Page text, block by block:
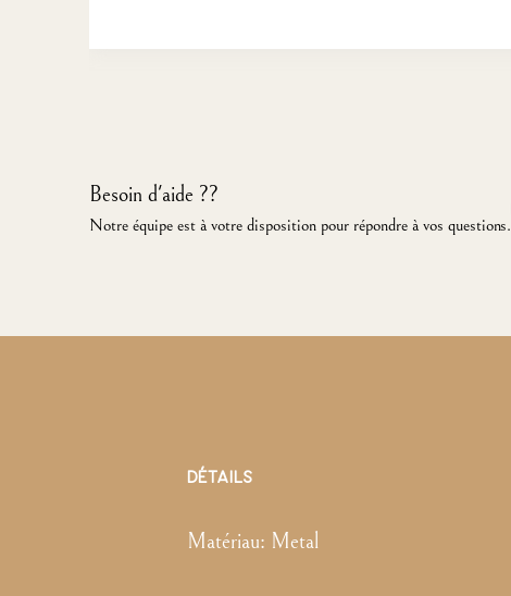
Besoin d'aide ??
Notre équipe est à votre disposition pour répondre à vos questions.
DÉTAILS
Matériau: Metal